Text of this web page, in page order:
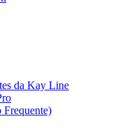
da Kay Line
Frequente)